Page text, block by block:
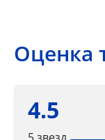
Оценка
4.5